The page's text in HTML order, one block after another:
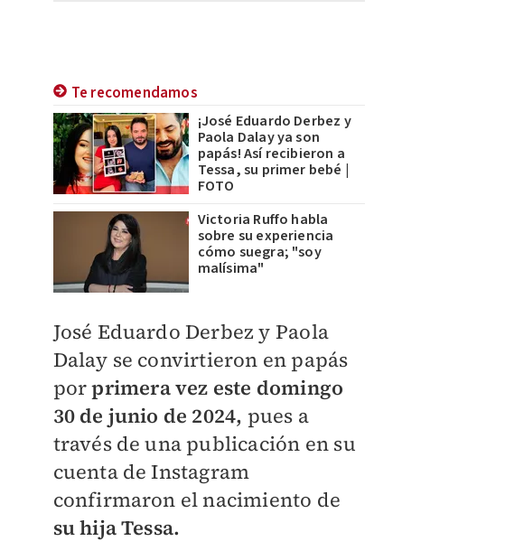
Te recomendamos
¡José Eduardo Derbez y
Paola Dalay ya son
papás! Así recibieron a
Tessa, su primer bebé |
FOTO
Victoria Ruffo habla
sobre su experiencia
cómo suegra; "soy
malísima"
José Eduardo Derbez y Paola
Dalay se convirtieron en papás
porprimera vez este domingo
30 de junio de 2024, pues a
través de una publicación en su
cuenta de Instagram
confirmaron el nacimiento de
su hija Tessa.